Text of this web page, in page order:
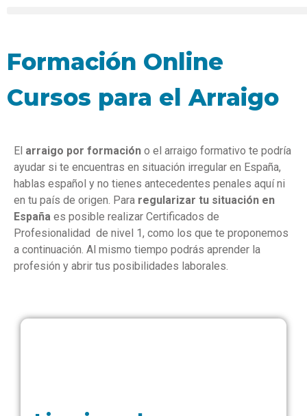
Formación Online
Cursos para el Arraigo
El arraigo por formación o el arraigo formativo te podría
ayudar si te encuentras en situación irregular en España,
hablas español y no tienes antecedentes penales aquí ni
en tu país de origen. Para regularizar tu situación en
España es posible realizar Certificados de
Profesionalidad de nivel 1, como los que te proponemos
a continuación. Al mismo tiempo podrás aprender la
profesión y abrir tus posibilidades laborales.